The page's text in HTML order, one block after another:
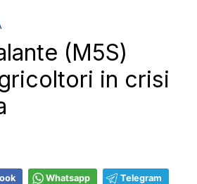
(M5S)
in crisi
Whatsapp Telegram